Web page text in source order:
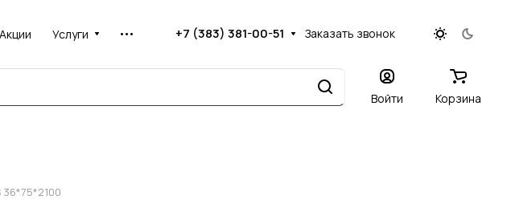
Акции Услуги +7 (383) 381-00-51 Заказать звонок
Войти Корзина
36*75*2100